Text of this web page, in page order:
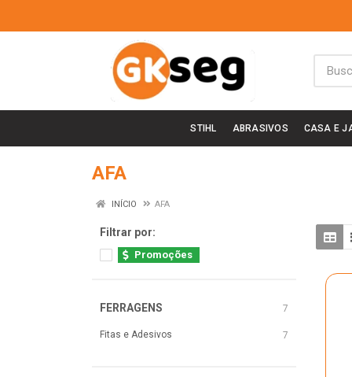
STIHL ABRASIVOS CASA E
AFA
INÍCIO AFA
Filtrar por:
Promoções
FERRAGENS 7
Fitas e Adesivos 7